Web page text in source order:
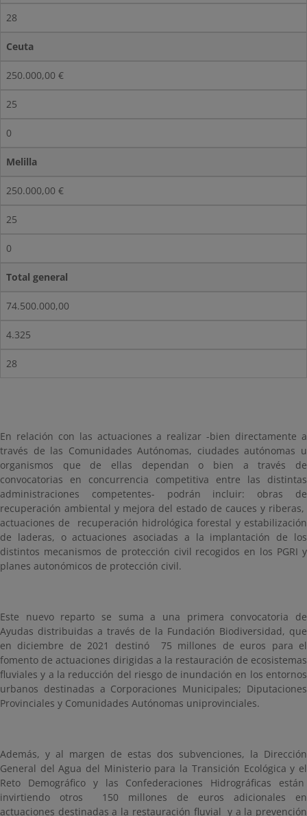
28
Ceuta
250.000,00 €
25
0
Melilla
250.000,00 €
25
0
Total general
74.500.000,00
4.325
28
En relación con las actuaciones a realizar -bien directamente a
través de las Comunidades Autónomas, ciudades autónomas u
organismos que de ellas dependan o bien a través de
convocatorias en concurrencia competitiva entre las distintas
administraciones competentes- podrán incluir: obras de
recuperación ambiental y mejora del estado de cauces y riberas,
actuaciones de recuperación hidrológica forestal y estabilización
de laderas, o actuaciones asociadas a la implantación de los
distintos mecanismos de protección civil recogidos en los PGRI y
planes autonómicos de protección civil.
Este nuevo reparto se suma a una primera convocatoria de
Ayudas distribuidas a través de la Fundación Biodiversidad, que
en diciembre de 2021 destinó 75 millones de euros para el
fomento de actuaciones dirigidas a la restauración de ecosistemas
fluviales y a la reducción del riesgo de inundación en los entornos
urbanos destinadas a Corporaciones Municipales; Diputaciones
Provinciales y Comunidades Autónomas uniprovinciales.
Además, y al margen de estas dos subvenciones, la Dirección
General del Agua del Ministerio para la Transición Ecológica y el
Reto Demográfico y las Confederaciones Hidrográficas están
invirtiendo otros 150 millones de euros adicionales en
actuaciones destinadas a la restauración fluvial y a la prevención